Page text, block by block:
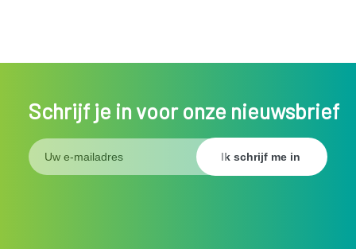
Schrijf je in voor onze nieuwsbrief